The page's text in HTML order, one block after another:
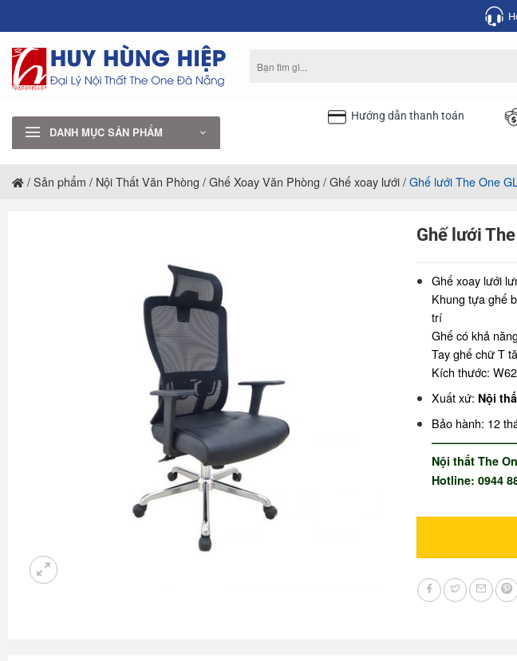
nội
dung
kiếm:
DANH MỤC SẢN PHẨM
Hướng dẫn thanh toán
/Sản phẩm / Nội Thất Văn Phòng /Ghế Xoay Văn Phòng /Ghế xoay lưới/Ghế lưới The One
Ghế lưới
Ghế xoay lưới
Khung tựa ghế
trí
Ghế có khả
Tay ghế chữ T
Kích thước:
Xuất xứ: Nội
Bảo hành: 12
Nội thất The
Hotline: 0944